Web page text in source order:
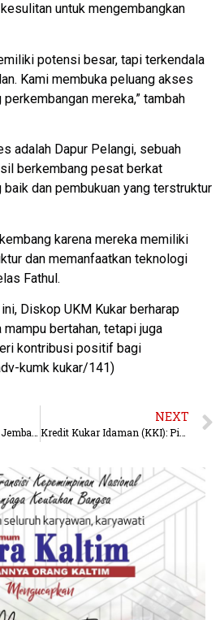
untuk mengembangkan
potensi besar, tapi terkendala
Kami membuka peluang akses
mereka,” tambah
adalah Dapur Pelangi, sebuah
berkembang pesat berkat
dan pembukuan yang terstruktur
karena mereka memiliki
dan memanfaatkan teknologi
Fathul.
Diskop UKM Kukar berharap
bertahan, tetapi juga
kontribusi positif bagi
kumk kukar/141)
Warga Foto bersama di Jembatan TBM 1 Wika Bernilai Rp. 5 M, dan Gotong Royong Bangun Posyandu Swadaya.
NEXT
Kredit Kukar Idaman (KKI): Pinjaman Tanpa Bunga untuk Mendukung UMKM Kukar Menuju Pasar Global